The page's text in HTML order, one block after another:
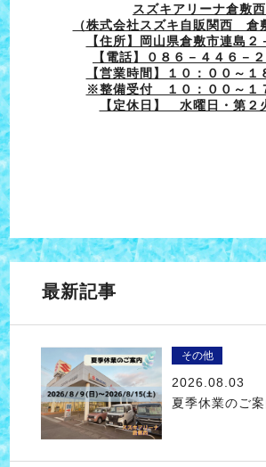
スズキアリーナ倉敷西
（株式会社スズキ自販関西 倉
【住所】岡山県倉敷市連島２
【電話】０８６－４４６－
【営業時間】１０：００～１
※整備受付 １０：００～１
【定休日】 水曜日・第２
最新記事
その他
2026.08.03
夏季休業のご案